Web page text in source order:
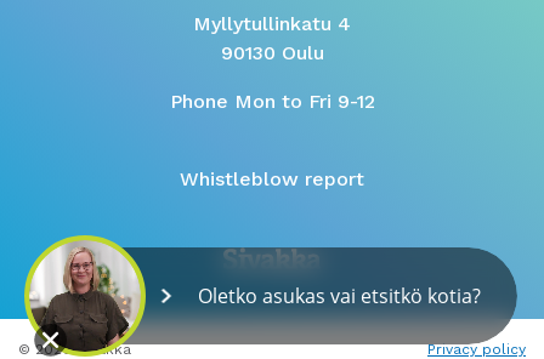
Myllytullinkatu 4
90130 Oulu
Phone Mon to Fri 9-12
Whistleblow report
© 2026 Sivakka Privacy policy
Oletko asukas vai etsitkö kotia?